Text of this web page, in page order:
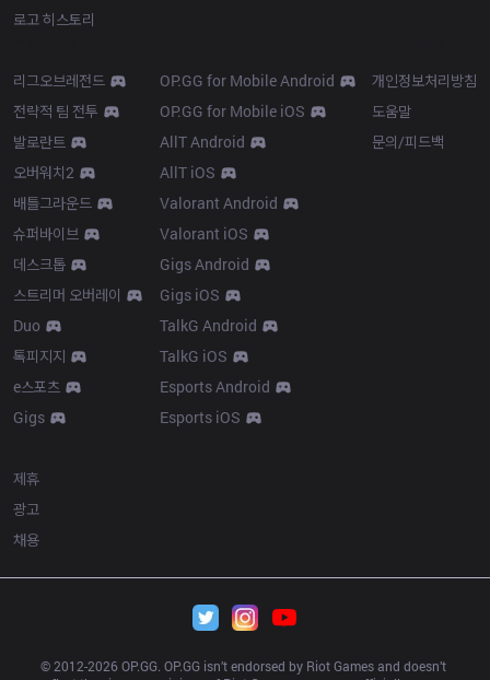
로고 히스토리
리그오브레전드
전략적 팀 전투
발로란트
오버워치2
배틀그라운드
슈퍼바이브
데스크톱
스트리머 오버레이
Duo
톡피지지
e스포츠
Gigs
OP.GG for Mobile Android
OP.GG for Mobile iOS
AllT Android
AllT iOS
Valorant Android
Valorant iOS
Gigs Android
Gigs iOS
TalkG Android
TalkG iOS
Esports Android
Esports iOS
개인정보처리방침
도움말
문의/피드백
제휴
광고
채용
© 2012-2026 OP.GG. OP.GG isn’t endorsed by Riot Games and doesn’t